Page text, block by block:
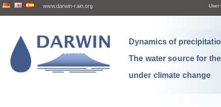
www.darwin-rain.org User:
Dynamics of
The water source for
under climate change